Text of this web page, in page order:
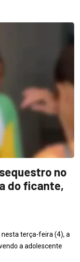
no
do ficante,
nesta terça-feira (4), a
a adolescente